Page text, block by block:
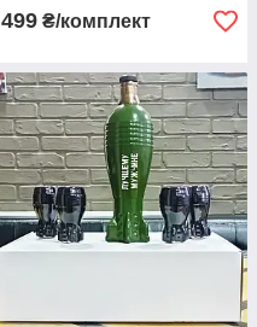
499 ₴/комплект